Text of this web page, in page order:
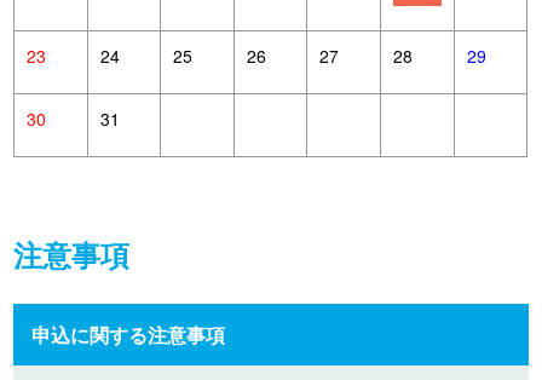
23 24 25 26 27 28 29
30 31
注意事項
申込に関する注意事項